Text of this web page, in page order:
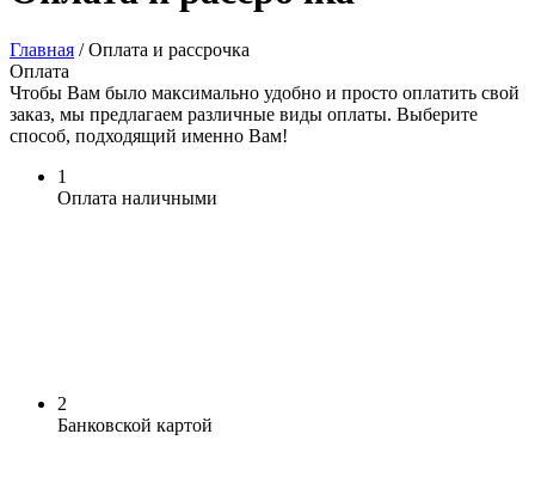
Главная /Оплата и рассрочка
Оплата
Чтобы Вам было максимально удобно и просто оплатить свой
заказ, мы предлагаем различные виды оплаты. Выберите
способ, подходящий именно Вам!
1
Оплата наличными
2
Банковской картой